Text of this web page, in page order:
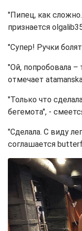
"Пипец, как
признается
"Супер! Ручки
"Ой, попробовала –
отмечает
"Только что
бегемота", -
"Сделала. С виду
соглашается